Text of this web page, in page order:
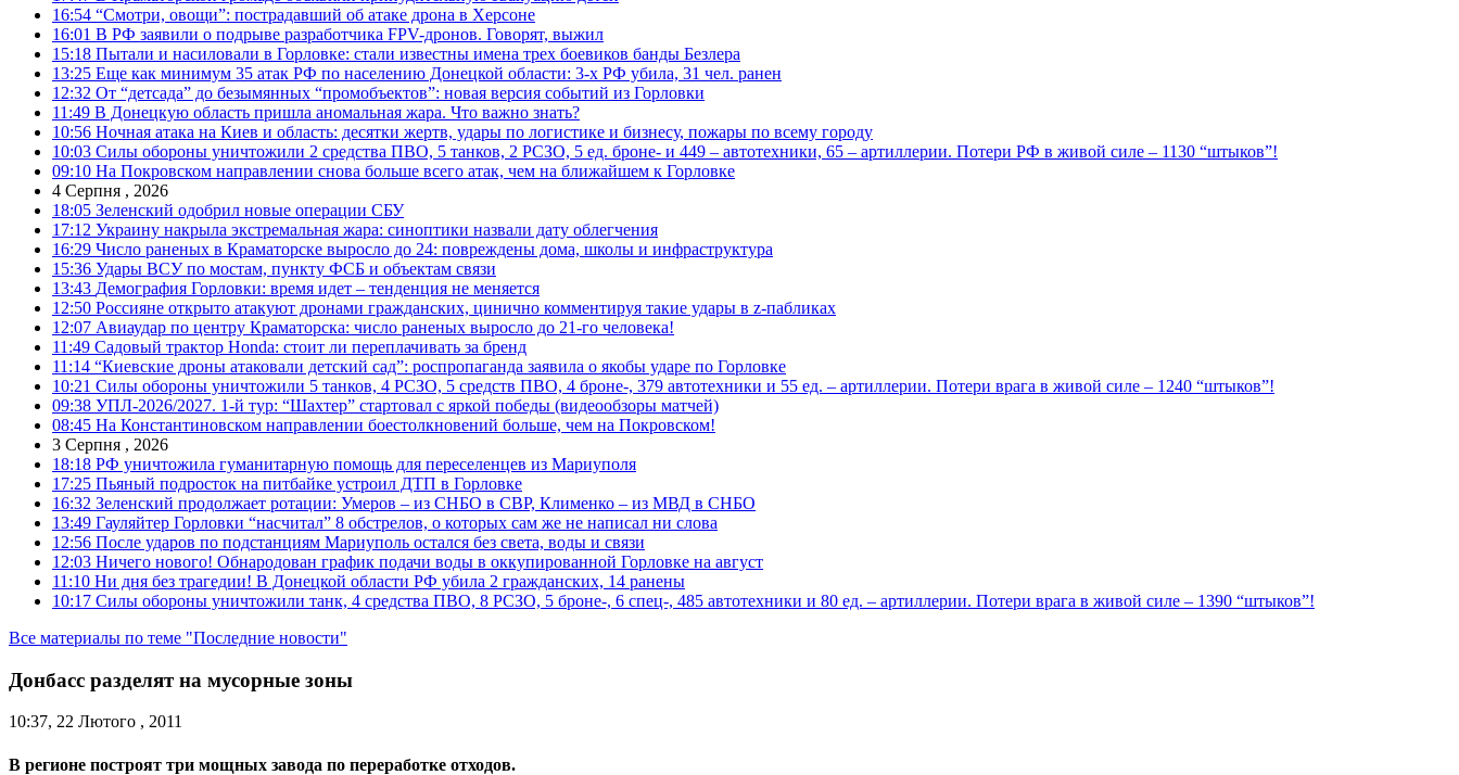
16:54 “Смотри, овощи”: пострадавший об атаке дрона в Херсоне
16:01 В РФ заявили о подрыве разработчика FPV-дронов. Говорят, выжил
15:18 Пытали и насиловали в Горловке: стали известны имена трех боевиков банды Безлера
13:25 Еще как минимум 35 атак РФ по населению Донецкой области: 3-х РФ убила, 31 чел. ранен
12:32 От “детсада” до безымянных “промобъектов”: новая версия событий из Горловки
11:49 В Донецкую область пришла аномальная жара. Что важно знать?
10:56 Ночная атака на Киев и область: десятки жертв, удары по логистике и бизнесу, пожары по всему городу
10:03 Силы обороны уничтожили 2 средства ПВО, 5 танков, 2 РСЗО, 5 ед. броне- и 449 – автотехники, 65 – артиллерии. Потери РФ в живой силе – 1130 “штыков”!
09:10 На Покровском направлении снова больше всего атак, чем на ближайшем к Горловке
4 Серпня , 2026
18:05 Зеленский одобрил новые операции СБУ
17:12 Украину накрыла экстремальная жара: синоптики назвали дату облегчения
16:29 Число раненых в Краматорске выросло до 24: повреждены дома, школы и инфраструктура
15:36 Удары ВСУ по мостам, пункту ФСБ и объектам связи
13:43 Демография Горловки: время идет – тенденция не меняется
12:50 Россияне открыто атакуют дронами гражданских, цинично комментируя такие удары в z-пабликах
12:07 Авиаудар по центру Краматорска: число раненых выросло до 21-го человека!
11:49 Садовый трактор Honda: стоит ли переплачивать за бренд
11:14 “Киевские дроны атаковали детский сад”: роспропаганда заявила о якобы ударе по Горловке
10:21 Силы обороны уничтожили 5 танков, 4 РСЗО, 5 средств ПВО, 4 броне-, 379 автотехники и 55 ед. – артиллерии. Потери врага в живой силе – 1240 “штыков”!
09:38 УПЛ-2026/2027. 1-й тур: “Шахтер” стартовал с яркой победы (видеообзоры матчей)
08:45 На Константиновском направлении боестолкновений больше, чем на Покровском!
3 Серпня , 2026
18:18 РФ уничтожила гуманитарную помощь для переселенцев из Мариуполя
17:25 Пьяный подросток на питбайке устроил ДТП в Горловке
16:32 Зеленский продолжает ротации: Умеров – из СНБО в СВР, Клименко – из МВД в СНБО
13:49 Гауляйтер Горловки “насчитал” 8 обстрелов, о которых сам же не написал ни слова
12:56 После ударов по подстанциям Мариуполь остался без света, воды и связи
12:03 Ничего нового! Обнародован график подачи воды в оккупированной Горловке на август
11:10 Ни дня без трагедии! В Донецкой области РФ убила 2 гражданских, 14 ранены
10:17 Силы обороны уничтожили танк, 4 средства ПВО, 8 РСЗО, 5 броне-, 6 спец-, 485 автотехники и 80 ед. – артиллерии. Потери врага в живой силе – 1390 “штыков”!
Все материалы по теме "Последние новости"
Донбасс разделят на мусорные зоны
10:37, 22 Лютого , 2011
В регионе построят три мощных завода по переработке отходов.